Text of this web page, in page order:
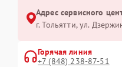
Адрес сервисного
г. Тольятти, ул.
Горячая линия
+7 (848) 238-87-51